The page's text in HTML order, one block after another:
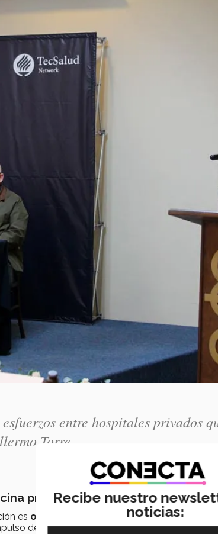
entre hospitales privados
Torre
privada
es otro caso de éxito
que se suma al
de la salud en el país.
Recibe nuestro
noticias: